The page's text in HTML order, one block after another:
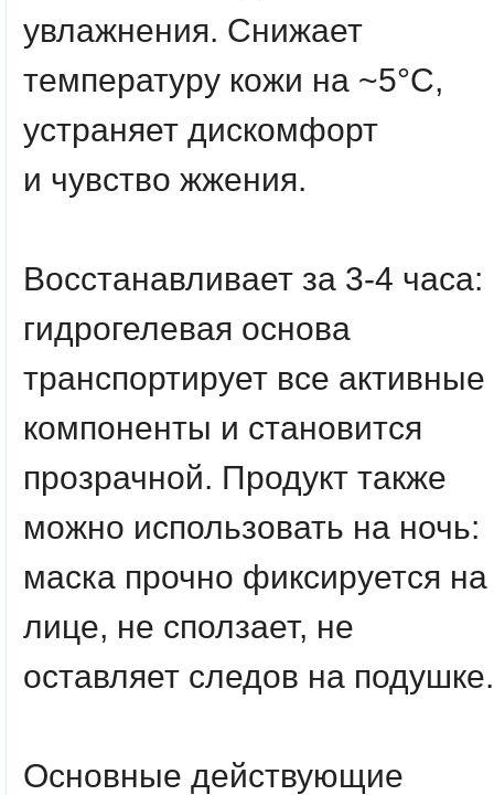
увлажнения. Снижает
температуру кожи на ~5°C,
устраняет дискомфорт
и чувство жжения.
Восстанавливает за 3-4 часа:
гидрогелевая основа
транспортирует все активные
компоненты и становится
прозрачной. Продукт также
можно использовать на ночь:
маска прочно фиксируется на
лице, не сползает, не
оставляет следов на подушке.
Основные действующие